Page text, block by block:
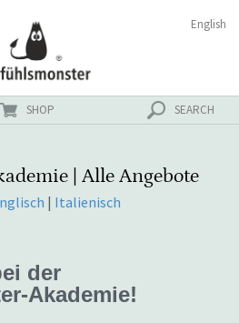
SHOP SEARCH
English
| Alle Angebote
| Italienisch
der
Akademie!